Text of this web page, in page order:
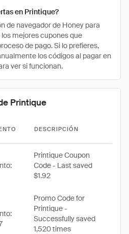
en Printique?
de navegador de Honey para
mejores cupones que
de pago. Si lo prefieres,
los códigos al pagar en
ver si funcionan.
Printique
DESCRIPCIÓN
Printique Coupon
Code - Last saved
$1.92
Promo Code for
Printique -
Successfully saved
1,520 times